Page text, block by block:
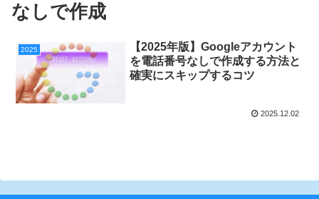
なしで作成
2025
【2025年版】Googleアカウント
を電話番号なしで作成する方法と
確実にスキップするコツ
2025.12.02